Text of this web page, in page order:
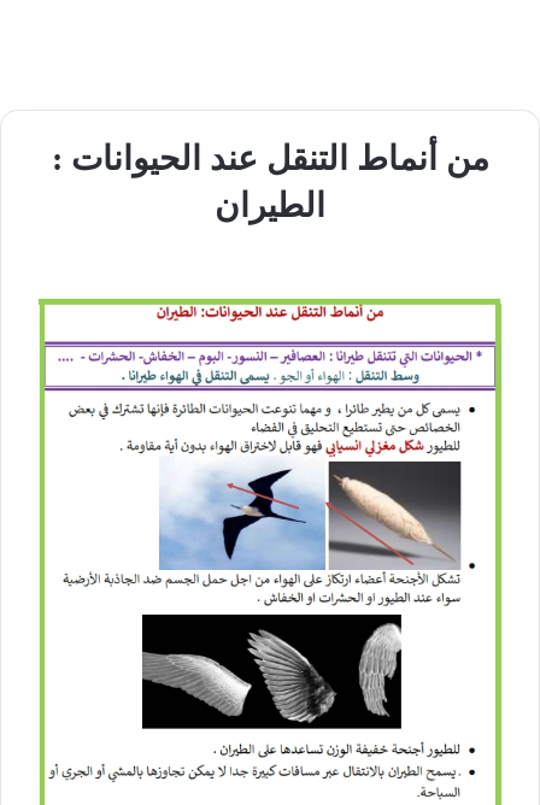
من أنماط التنقل عند الحيوانات :
الطيران